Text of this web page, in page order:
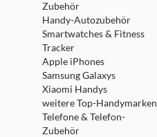
Zubehör
Handy-Autozubehör
Smartwatches & Fitness
Tracker
Apple iPhones
Samsung Galaxys
Xiaomi Handys
weitere Top-Handymarken
Telefone & Telefon-
Zubehör